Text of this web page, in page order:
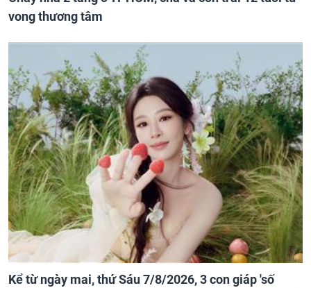
vong thương tâm
Kể từ ngày mai, thứ Sáu 7/8/2026, 3 con giáp 'số